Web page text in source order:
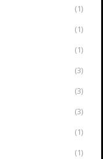
(1)
(1)
(1)
(3)
(3)
(3)
(1)
(1)